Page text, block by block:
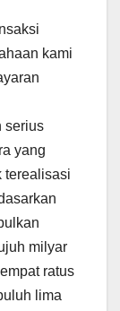
kami
serius
yang
terealisasi
milyar
ratus
lima